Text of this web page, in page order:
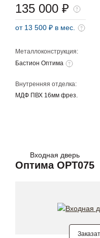
Металлоконструкция:
Бастион Оптима
Внутренняя отделка:
МДФ ПВХ 16мм фрез.
135 000 ₽
от 13 500 ₽ в мес.
Входная дверь
Оптима OPT075